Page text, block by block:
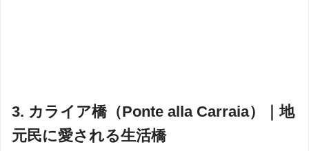
3. カライア橋（Ponte alla Carraia）｜地
元民に愛される生活橋